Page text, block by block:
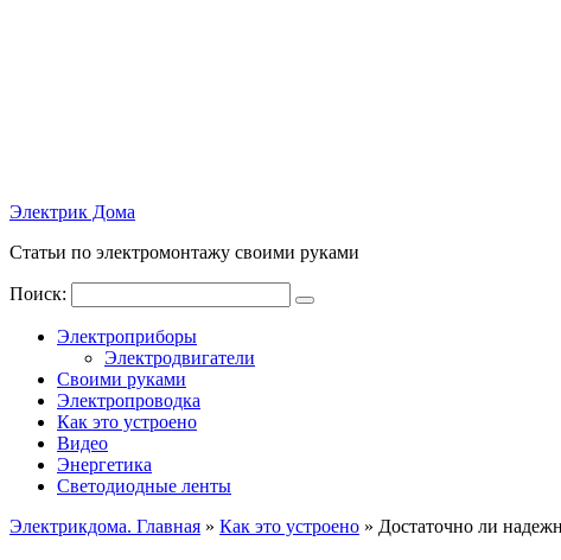
Электрик Дома
Статьи по электромонтажу своими руками
Поиск:
Электроприборы
Электродвигатели
Своими руками
Электропроводка
Как это устроено
Видео
Энергетика
Светодиодные ленты
Электрикдома. Главная » Как это устроено » Достаточно ли